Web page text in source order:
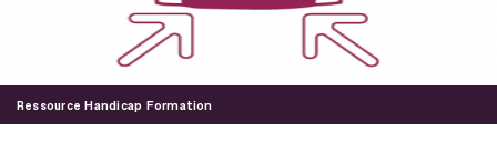
Ressource Handicap Formation